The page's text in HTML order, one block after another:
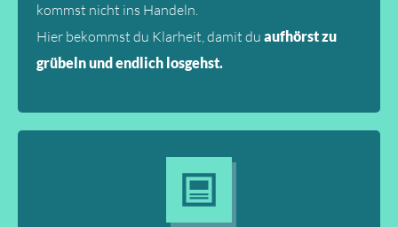
kommst nicht ins Handeln.
Hier bekommst du Klarheit, damit du aufhörst zu
grübeln und endlich losgehst.